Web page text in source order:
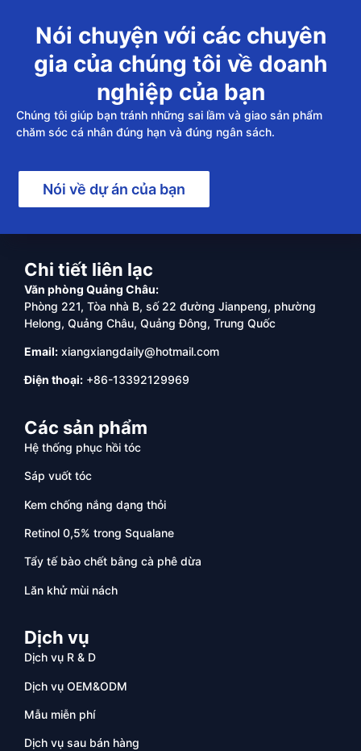
Nói chuyện với các chuyên
gia của chúng tôi về doanh
nghiệp của bạn
Chúng tôi giúp bạn tránh những sai lầm và giao sản phẩm
chăm sóc cá nhân đúng hạn và đúng ngân sách.
Nói về dự án của bạn
Chi tiết liên lạc
Văn phòng Quảng Châu:
Phòng 221, Tòa nhà B, số 22 đường Jianpeng, phường
Helong, Quảng Châu, Quảng Đông, Trung Quốc
Email: xiangxiangdaily@hotmail.com
Điện thoại: +86-13392129969
Các sản phẩm
Hệ thống phục hồi tóc
Sáp vuốt tóc
Kem chống nắng dạng thỏi
Retinol 0,5% trong Squalane
Tẩy tế bào chết bằng cà phê dừa
Lăn khử mùi nách
Dịch vụ
Dịch vụ R & D
Dịch vụ OEM&ODM
Mẫu miễn phí
Dịch vụ sau bán hàng